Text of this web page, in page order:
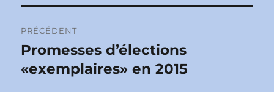
de
l’article
PRÉCÉDENT
Publication
précédente :
Promesses d’élections
«exemplaires» en 2015